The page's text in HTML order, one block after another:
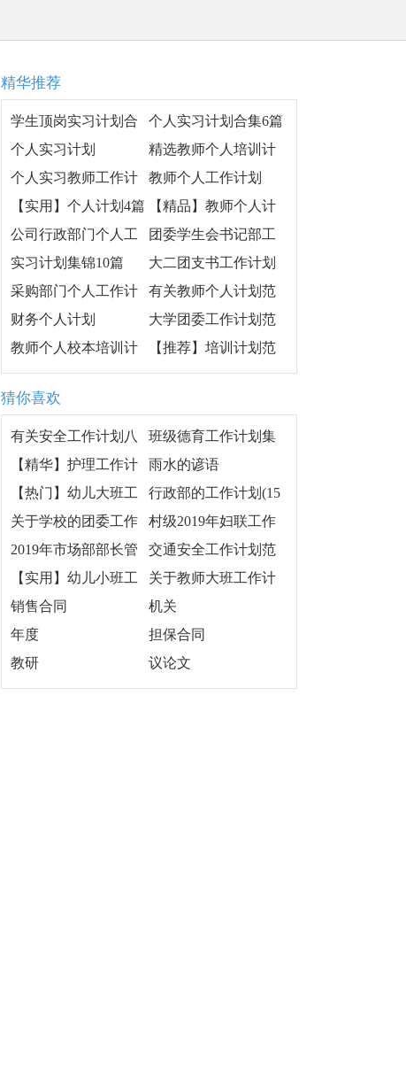
精华推荐
学生顶岗实习计划合
集6篇
个人实习计划合集6篇
个人实习计划
精选教师个人培训计
划汇总五篇
个人实习教师工作计
划
教师个人工作计划
【实用】个人计划4篇
【精品】教师个人计
划模板9篇
公司行政部门个人工
作计划
团委学生会书记部工
作计划
实习计划集锦10篇
大二团支书工作计划
采购部门个人工作计
划范本
有关教师个人计划范
文10篇
财务个人计划
大学团委工作计划范
文2019
教师个人校本培训计
划
【推荐】培训计划范
文集锦五篇
猜你喜欢
有关安全工作计划八
篇
班级德育工作计划集
合15篇
【精华】护理工作计
划集锦5篇
雨水的谚语
【热门】幼儿大班工
作计划集合五篇
行政部的工作计划(15
篇)
关于学校的团委工作
计划范文锦集8篇
村级2019年妇联工作
计划
2019年市场部部长管
理工作计划书
交通安全工作计划范
文
【实用】幼儿小班工
作计划模板汇总7篇
关于教师大班工作计
划模板汇编7篇
销售合同
机关
年度
担保合同
教研
议论文